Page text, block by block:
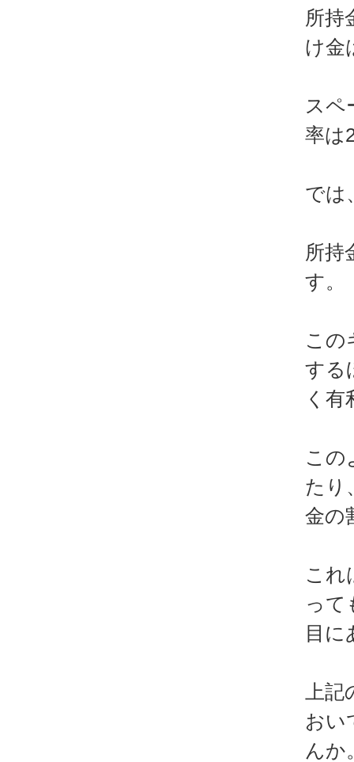
所持
け金
スペ
率は
では
所持
す。
この
する
く
この
たり
金の
これ
って
目に
上
おい
んか